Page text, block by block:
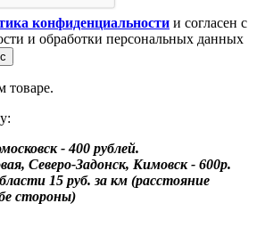
конфиденциальности и согласен с
и обработки персональных данных
товаре.
- 400 рублей.
Северо-Задонск, Кимовск - 600р.
15 руб. за км (расстояние
стороны)